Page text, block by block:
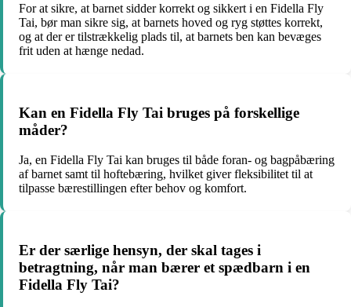
For at sikre, at barnet sidder korrekt og sikkert i en Fidella Fly
Tai, bør man sikre sig, at barnets hoved og ryg støttes korrekt,
og at der er tilstrækkelig plads til, at barnets ben kan bevæges
frit uden at hænge nedad.
Kan en Fidella Fly Tai bruges på forskellige
måder?
Ja, en Fidella Fly Tai kan bruges til både foran- og bagpåbæring
af barnet samt til hoftebæring, hvilket giver fleksibilitet til at
tilpasse bærestillingen efter behov og komfort.
Er der særlige hensyn, der skal tages i
betragtning, når man bærer et spædbarn i en
Fidella Fly Tai?